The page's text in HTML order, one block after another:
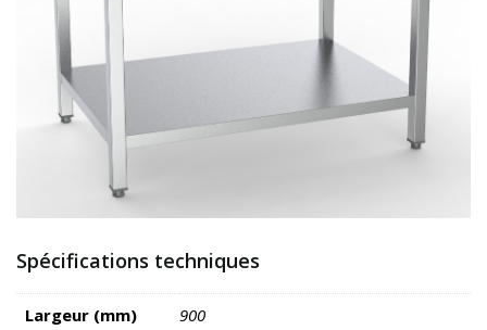
Spécifications techniques
Largeur (mm)
900